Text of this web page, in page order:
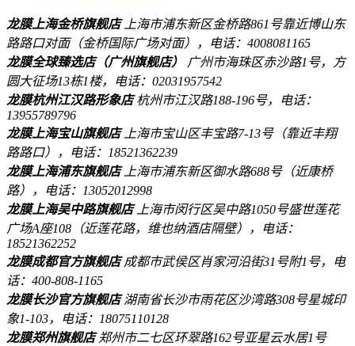
龙膜上海金桥旗舰店 上海市浦东新区金桥路861号靠近博山东
路路口对面（金桥国际广场对面），电话：4008081165
龙膜全球臻选店（广州旗舰店）
广州市海珠区赤沙路1号，方
圆大征场13栋1楼，电话：02031957542
龙膜杭州江汉路形象店杭州市江汉路188-196号，电话：
13955789796
龙膜上海宝山旗舰店 上海市宝山区丰宝路7-13号（靠近丰翔
路路口），电话：18521362239
龙膜上海浦东旗舰店 上海市浦东新区御水路688号（近康桥
路），电话：13052012998
龙膜上海吴中路旗舰店 上海市闵行区吴中路1050号盛世莲花
广场A座108（近莲花路，维也纳酒店隔壁），电话：
18521362252
龙膜成都官方旗舰店成都市武侯区肖家河沿街31号附1号，电
话：400-808-1165
龙膜长沙官方旗舰店湖南省长沙市雨花区沙湾路308号星城印
象1-103，电话：18075110128
龙膜郑州旗舰店郑州市二七区环翠路162号亚星云水居1号